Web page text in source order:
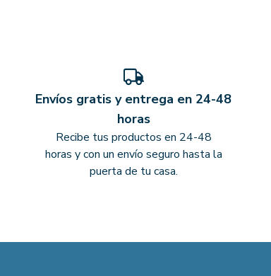
Envíos gratis y entrega en 24-48
horas
Recibe tus productos en 24-48
horas y con un envío seguro hasta la
puerta de tu casa.